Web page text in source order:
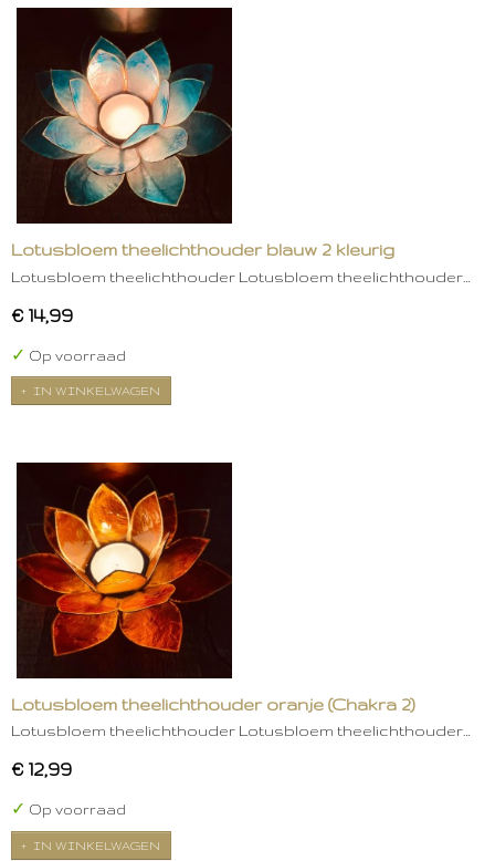
Lotusbloem theelichthouder blauw 2 kleurig
Lotusbloem theelichthouder Lotusbloem theelichthouder…
€ 14,99
✓ Op voorraad
IN WINKELWAGEN
Lotusbloem theelichthouder oranje (Chakra 2)
Lotusbloem theelichthouder Lotusbloem theelichthouder…
€ 12,99
✓ Op voorraad
IN WINKELWAGEN